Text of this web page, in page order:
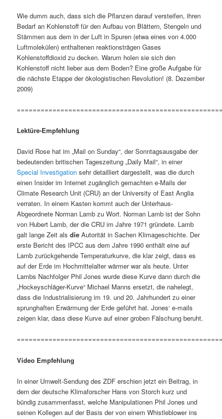
Wie dumm auch, dass sich die Pflanzen darauf versteifen, ihren
Bedarf an Kohlenstoff für den Aufbau von Blättern, Stengeln und
Stämmen aus dem in der Luft in Spuren (etwa eines von 4.000
Luftmolekülen) enthaltenen reaktionsträgen Gases
Kohlenstoffdioxid zu decken. Warum holen sie sich den
Kohlenstoff nicht lieber aus dem Boden? Eine große Aufgabe für
die nächste Etappe der ökologistischen Revolution! (8. Dezember
2009)
Lektüre-Empfehlung
David Rose hat im „Mail on Sunday“, der Sonntagsausgabe der
bedeutenden britischen Tageszeitung „Daily Mail“, in einer
Special Investigation sehr detailliert dargestellt, was die durch
einen Insider im Internet zugänglich gemachten e-Mails der
Climate Research Unit (CRU) an der University of East Anglia
verraten. In einem Kasten kommt auch der Unterhaus-
Abgeordnete Norman Lamb zu Wort. Norman Lamb ist der Sohn
von Hubert Lamb, der die CRU im Jahre 1971 gründete. Lamb
galt lange Zeit alsdieAutorität in Sachen Klimageschichte. Der
erste Bericht des IPCC aus dem Jahre 1990 enthält eine auf
Lamb zurückgehende Temperaturkurve, die klar zeigt, dass es
auf der Erde im Hochmittelalter wärmer war als heute. Unter
Lambs Nachfolger Phil Jones wurde diese Kurve dann durch die
„Hockeyschläger-Kurve“ Michael Manns ersetzt, die nahelegt,
dass die Industrialisierung im 19. und 20. Jahrhundert zu einer
sprunghaften Erwärmung der Erde geführt hat. Jones‘ e-mails
zeigen klar, dass diese Kurve auf einer groben Fälschung beruht.
Video Empfehlung
In einer Umwelt-Sendung des ZDF erschien jetzt ein Beitrag, in
dem der deutsche Klimaforscher Hans von Storch kurz und
bündig zusammenfasst, welche Manipulationen Phil Jones und
seinen Kollegen auf der Basis der von einem Whistleblower ins